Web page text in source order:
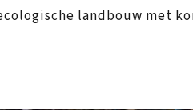
landbouw met